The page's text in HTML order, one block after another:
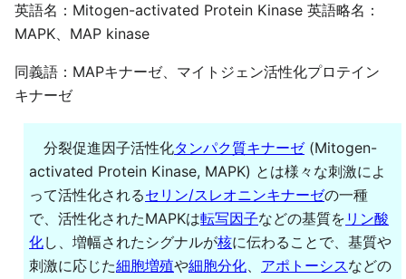
英語名：Mitogen-activated Protein Kinase 英語略名：
MAPK、MAP kinase
同義語：MAPキナーゼ、マイトジェン活性化プロテイン
キナーゼ
分裂促進因子活性化タンパク質キナーゼ(Mitogen-
activated Protein Kinase, MAPK) とは様々な刺激によ
って活性化されるセリン/スレオニンキナーゼの一種
で、活性化されたMAPKは転写因子などの基質を リン酸
化し、増幅されたシグナルが核に伝わることで、基質や
刺激に応じた細胞増殖や細胞分化、 アポトーシスなどの